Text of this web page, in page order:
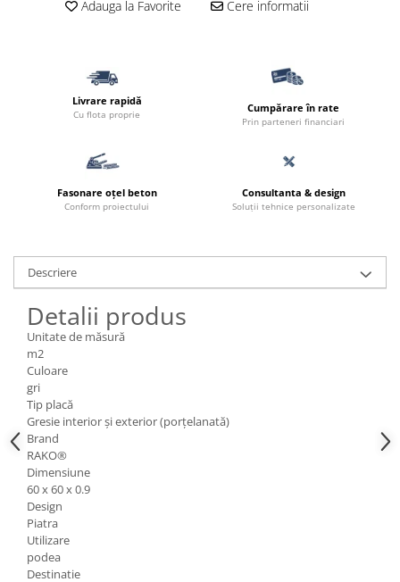
Adauga la Favorite Cere informatii
Livrare rapidă
Cu flota proprie Cumpărare în rate
Prin parteneri financiari
Fasonare oțel beton
Conform proiectului
Consultanta & design
Soluții tehnice personalizate
Descriere
Detalii produs
Unitate de măsură
m2
Culoare
gri
Tip placă
Gresie interior și exterior (porțelanată)
Brand
RAKO®
Dimensiune
60 x 60 x 0.9
Design
Piatra
Utilizare
podea
Destinatie